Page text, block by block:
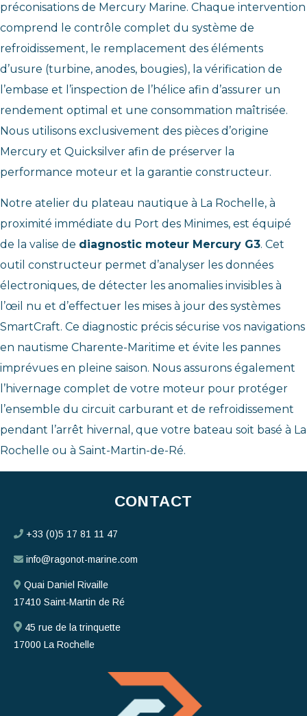
préconisations de Mercury Marine. Chaque intervention
comprend le contrôle complet du système de
refroidissement, le remplacement des éléments
d’usure (turbine, anodes, bougies), la vérification de
l’embase et l’inspection de l’hélice afin d’assurer un
rendement optimal et une consommation maîtrisée.
Nous utilisons exclusivement des pièces d’origine
Mercury et Quicksilver afin de préserver la
performance moteur et la garantie constructeur.
Notre atelier du plateau nautique à La Rochelle, à
proximité immédiate du Port des Minimes, est équipé
de la valise de diagnostic moteur Mercury G3. Cet
outil constructeur permet d’analyser les données
électroniques, de détecter les anomalies invisibles à
l’œil nu et d’effectuer les mises à jour des systèmes
SmartCraft. Ce diagnostic précis sécurise vos navigations
en nautisme Charente-Maritime et évite les pannes
imprévues en pleine saison. Nous assurons également
l’hivernage complet de votre moteur pour protéger
l’ensemble du circuit carburant et de refroidissement
pendant l’arrêt hivernal, que votre bateau soit basé à La
Rochelle ou à Saint-Martin-de-Ré.
CONTACT
+33 (0)5 17 81 11 47
info@ragonot-marine.com
Quai Daniel Rivaille
17410 Saint-Martin de Ré
45 rue de la trinquette
17000 La Rochelle